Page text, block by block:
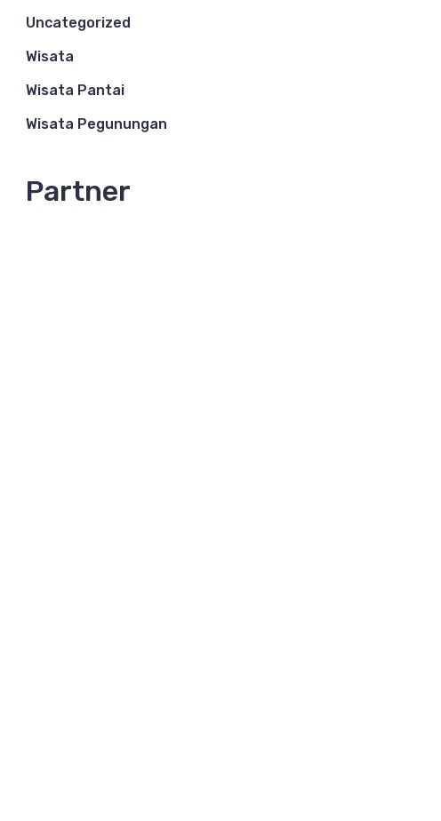
Uncategorized
Wisata
Wisata Pantai
Wisata Pegunungan
Partner